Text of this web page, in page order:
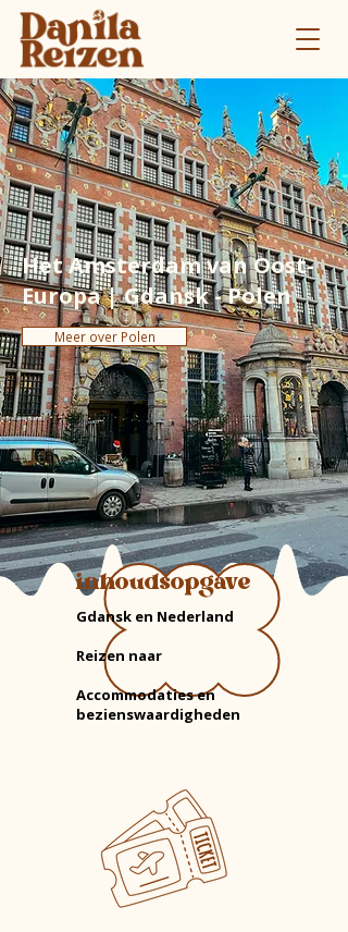
Het Amsterdam van Oost-
Europa | Gdansk - Polen
Meer over Polen
inhoudsopgave
Gdansk en Nederland
Reizen naar
Accommodaties en
bezienswaardigheden